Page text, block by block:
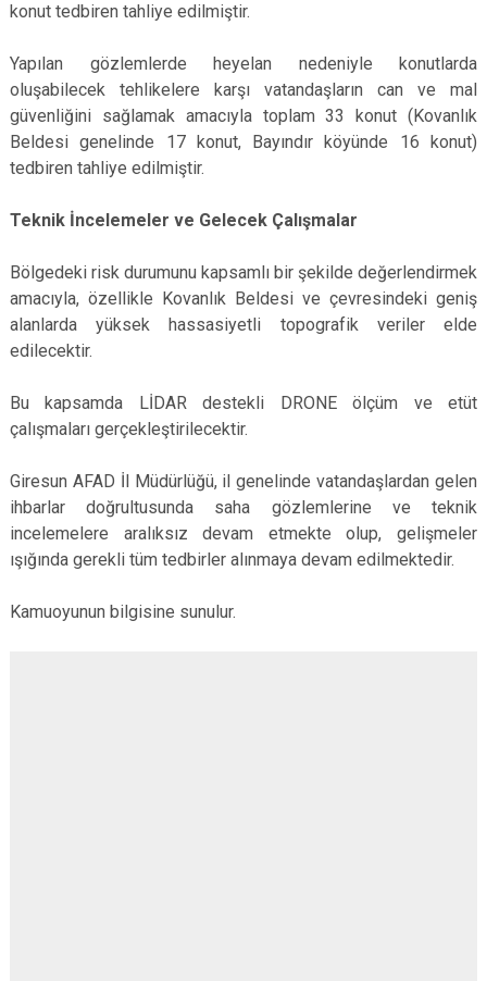
konut tedbiren tahliye edilmiştir.
Yapılan gözlemlerde heyelan nedeniyle konutlarda
oluşabilecek tehlikelere karşı vatandaşların can ve mal
güvenliğini sağlamak amacıyla toplam 33 konut (Kovanlık
Beldesi genelinde 17 konut, Bayındır köyünde 16 konut)
tedbiren tahliye edilmiştir.
Teknik İncelemeler ve Gelecek Çalışmalar
Bölgedeki risk durumunu kapsamlı bir şekilde değerlendirmek
amacıyla, özellikle Kovanlık Beldesi ve çevresindeki geniş
alanlarda yüksek hassasiyetli topografik veriler elde
edilecektir.
Bu kapsamda LİDAR destekli DRONE ölçüm ve etüt
çalışmaları gerçekleştirilecektir.
Giresun AFAD İl Müdürlüğü, il genelinde vatandaşlardan gelen
ihbarlar doğrultusunda saha gözlemlerine ve teknik
incelemelere aralıksız devam etmekte olup, gelişmeler
ışığında gerekli tüm tedbirler alınmaya devam edilmektedir.
Kamuoyunun bilgisine sunulur.